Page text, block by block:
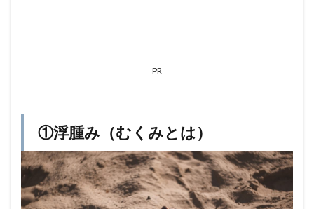
践す
るむ
くみ
解消
法
3.1
PR
①浮腫み（むくみとは）